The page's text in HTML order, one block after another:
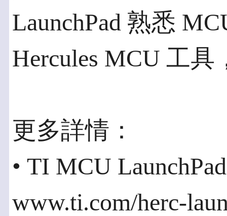
LaunchPad 熟悉
Hercules MCU 工
更多詳情：
• TI MCU
www.ti.com/herc-